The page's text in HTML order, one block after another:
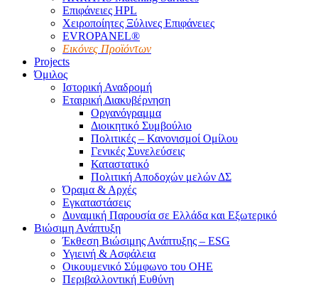
Επιφάνειες HPL
Χειροποίητες Ξύλινες Επιφάνειες
EVROPANEL®
Εικόνες Προϊόντων
Projects
Όμιλος
Ιστορική Αναδρομή
Εταιρική Διακυβέρνηση
Οργανόγραμμα
Διοικητικό Συμβούλιο
Πολιτικές – Κανονισμοί Ομίλου
Γενικές Συνελεύσεις
Καταστατικό
Πολιτική Αποδοχών μελών ΔΣ
Όραμα & Αρχές
Εγκαταστάσεις
Δυναμική Παρουσία σε Ελλάδα και Εξωτερικό
Βιώσιμη Ανάπτυξη
Έκθεση Βιώσιμης Ανάπτυξης – ESG
Υγιεινή & Ασφάλεια
Οικουμενικό Σύμφωνο του ΟΗΕ
Περιβαλλοντική Ευθύνη